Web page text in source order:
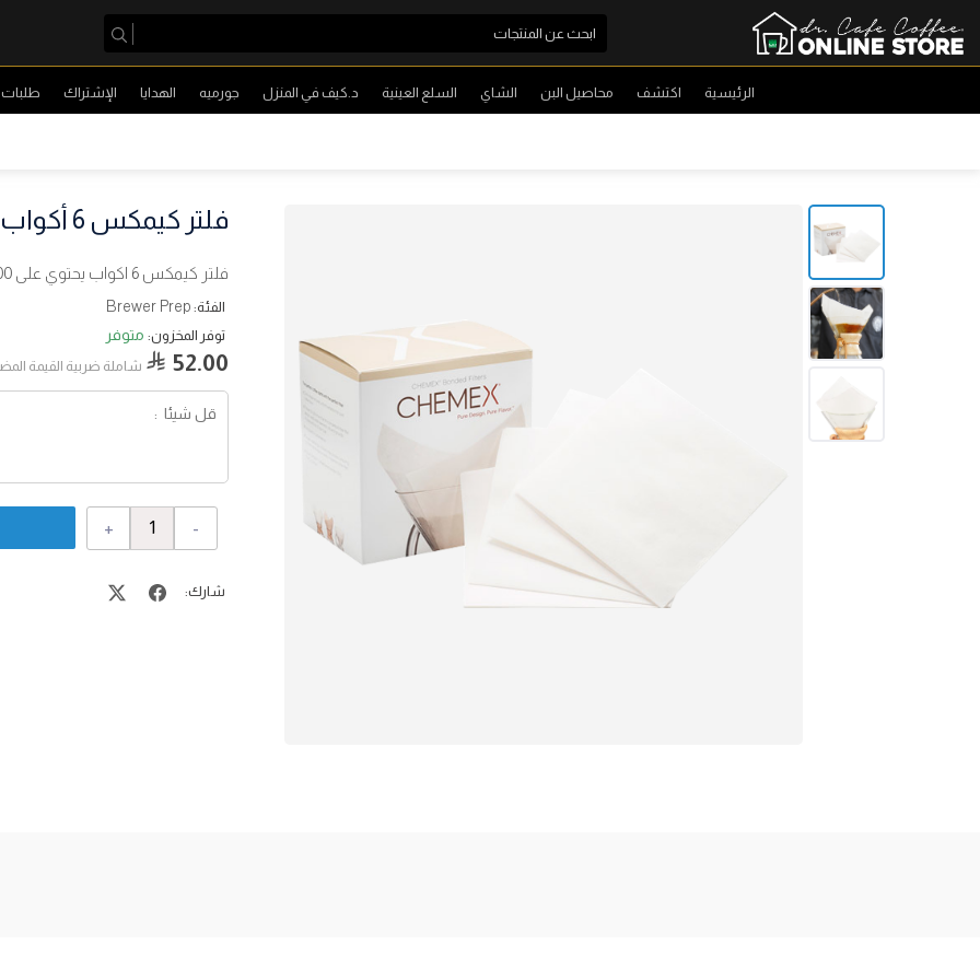
الرئيسية اكتشف محاصيل البن الشاي السلع العينية د.كيف في المنزل جورميه الهدايا الإشتراك طلبات
فلتر كيمكس 6 أكواب
فلتر كيمكس 6 اكواب يحتوي على 100 فلتر في العبوة الوحدة
الفئة: Brewer Prep
توفر المخزون: متوفر
52.00 شاملة ضربية القيمة
-
+
شارك: